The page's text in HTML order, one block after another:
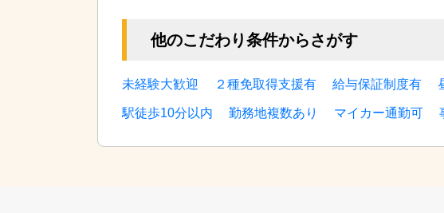
他のこだわり条件からさがす
未経験大歓迎 ２種免取得支援有 給与保証制度有
駅徒歩10分以内 勤務地複数あり マイカー通勤可